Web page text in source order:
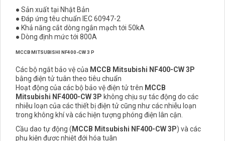
● Sản xuất tại Nhật Bản
● Đáp ứng têu chuẩn IEC 60947-2
● Khả năng cắt dòng ngắn mạch tới 50kA
● Dòng định mức tới 800A
MCCB MITSUBISHI NF400-CW 3 P
Các bộ ngắt bảo vệ của MCCB Mitsubishi NF400-CW 3P
bằng điện tử tuân theo tiêu chuẩn
Hoạt động của các bộ bảo vệ điện tử trên MCCB
Mitsubishi NF4000-CW 3P không chịu sự tác động do các
nhiễu loạn của các thiết bị điện tử cũng như các nhiễu loạn
trong không khí và các hiện tượng phóng điện lân cận.
Cầu dao tự động (MCCB Mitsubishi NF400-CW 3P) và các
phụ kiện được nhiệt đới hóa tuân